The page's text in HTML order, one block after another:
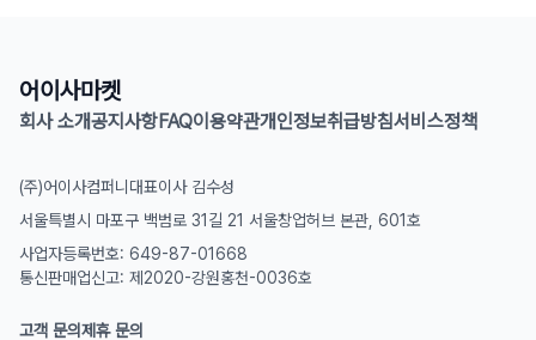
어이사마켓
회사 소개공지사항FAQ이용약관개인정보취급방침서비스정책
(주)어이사컴퍼니 대표이사 김수성
서울특별시 마포구 백범로 31길 21 서울창업허브 본관, 601호
사업자등록번호: 649-87-01668
통신판매업신고: 제2020-강원홍천-0036호
고객 문의제휴 문의